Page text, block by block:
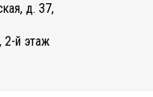
д. 37,
й этаж